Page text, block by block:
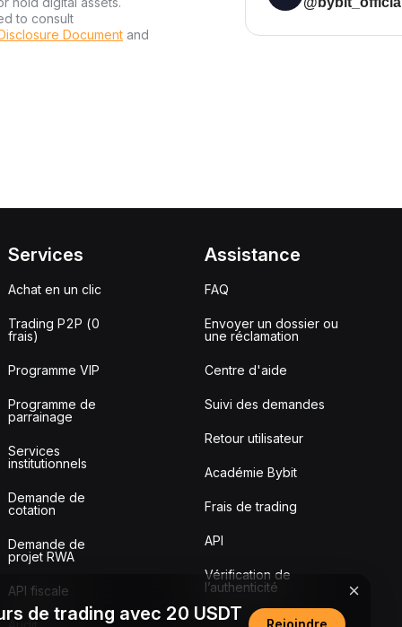
to consult
Document and
Services
Achat en un clic
Trading P2P (0
frais)
Programme VIP
Programme de
parrainage
Services
institutionnels
Demande de
cotation
Demande de
projet RWA
API fiscale
Assistance
FAQ
Envoyer un dossier ou
une réclamation
Centre d'aide
Suivi des demandes
Retour utilisateur
Académie Bybit
Frais de trading
API
Vérification de
l’authenticité
de trading avec 20 USDT Rejoindre